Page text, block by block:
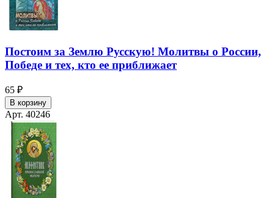
Постоим за Землю Русскую! Молитвы о России,
Победе и тех, кто ее приближает
65 ₽
В корзину
Арт. 40246